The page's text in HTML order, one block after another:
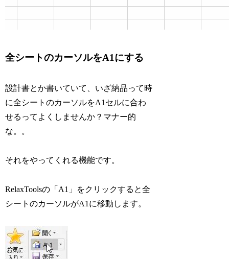
全シートのカーソルをA1にする
設計書とか書いていて、いざ納品って時
に全シートのカーソルをA1セルに合わ
せるってよくしませんか？マナー的
な。。
それをやってくれる機能です。
RelaxToolsの「A1」をクリックすると全
シートのカーソルがA1に移動します。